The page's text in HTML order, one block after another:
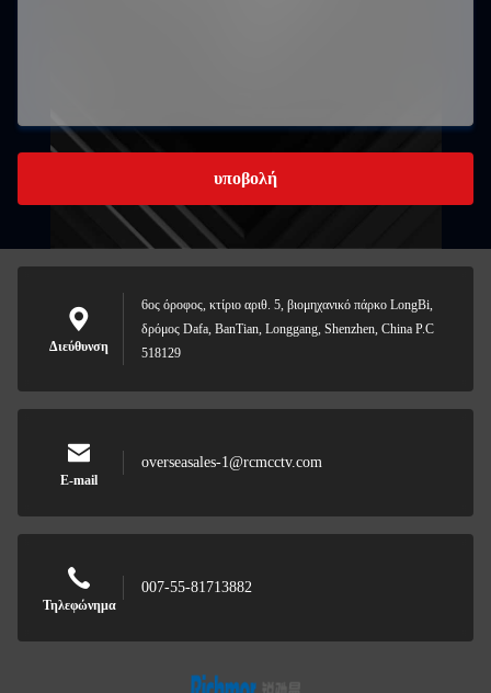
υποβολή
Διεύθυνση
6ος όροφος, κτίριο αριθ. 5, βιομηχανικό πάρκο LongBi,
δρόμος Dafa, BanTian, Longgang, Shenzhen, China P.C
518129
E-mail
overseasales-1@rcmcctv.com
Τηλεφώνημα
007-55-81713882